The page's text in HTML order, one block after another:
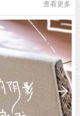
查看更多